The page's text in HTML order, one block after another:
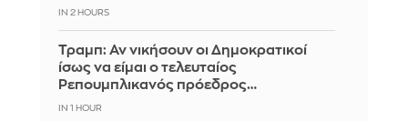
IN 2 HOURS
Τραμπ: Αν νικήσουν οι Δημοκρατικοί
ίσως να είμαι ο τελευταίος
Ρεπουμπλικανός πρόεδρος…
IN 1 HOUR